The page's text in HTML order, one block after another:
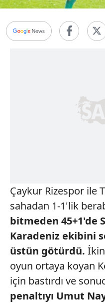
Çaykur Rizespor ile
sahadan 1-1'lik
bitmeden 45+1'de
Karadeniz ekibini
üstün götürdü.
oyun ortaya koyan
için bastırdı ve
penaltıyı Umut